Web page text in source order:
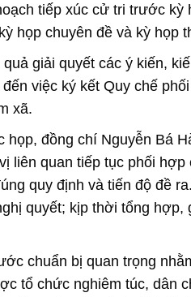
tiếp xúc cử tri trước
họp chuyên đề và kỳ họp
giải quyết các ý kiến,
việc ký kết Quy chế
xã.
họp, đồng chí Nguyễn Bá
liên quan tiếp tục phối
quy định và tiến độ đề
quyết; kịp thời tổng
chuẩn bị quan trọng
tổ chức nghiêm túc, dân